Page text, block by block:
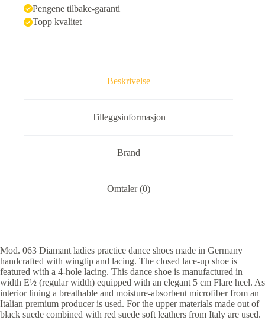
Pengene tilbake-garanti
Topp kvalitet
Beskrivelse
Tilleggsinformasjon
Brand
Omtaler (0)
Mod. 063 Diamant ladies practice dance shoes made in Germany
handcrafted with wingtip and lacing. The closed lace-up shoe is
featured with a 4-hole lacing. This dance shoe is manufactured in
width E½ (regular width) equipped with an elegant 5 cm Flare heel. As
interior lining a breathable and moisture-absorbent microfiber from an
Italian premium producer is used. For the upper materials made out of
black suede combined with red suede soft leathers from Italy are used.